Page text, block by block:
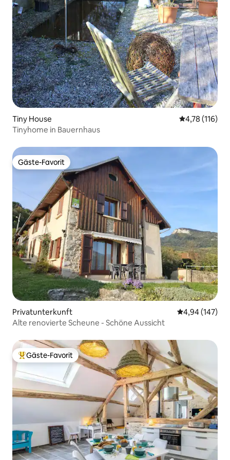
Tiny House
4,78 (116)
Tinyhome in Bauernhaus
Gäste-Favorit
Gäste-Favorit
Privatunterkunft
4,94 (147)
Alte renovierte Scheune - Schöne Aussicht
Beliebter Gäste-Favorit.
Gäste-Favorit